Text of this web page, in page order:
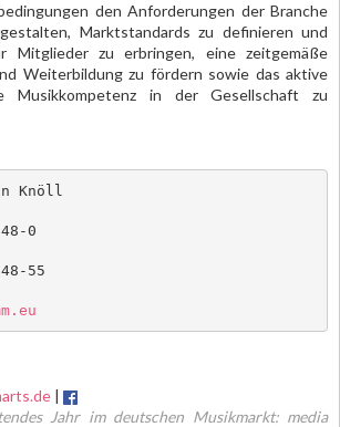
den Anforderungen der Branche
Marktstandards zu definieren und
Mitglieder zu erbringen, eine zeitgemäße
Weiterbildung zu fördern sowie das aktive
Musikkompetenz in der Gesellschaft zu
Knöll
0
55
|
Jahr im deutschen Musikmarkt: media